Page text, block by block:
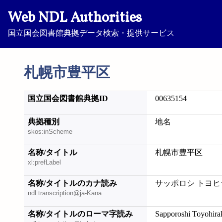
Web NDL Authorities
国立国会図書館典拠データ検索・提供サービス
札幌市豊平区
国立国会図書館典拠ID 00635154
典拠種別
skos:inScheme
地名
名称/タイトル
xl:prefLabel
札幌市豊平区
名称/タイトルのカナ読み
ndl:transcription@ja-Kana
サッポロシ トヨヒ
名称/タイトルのローマ字読み Sapporoshi